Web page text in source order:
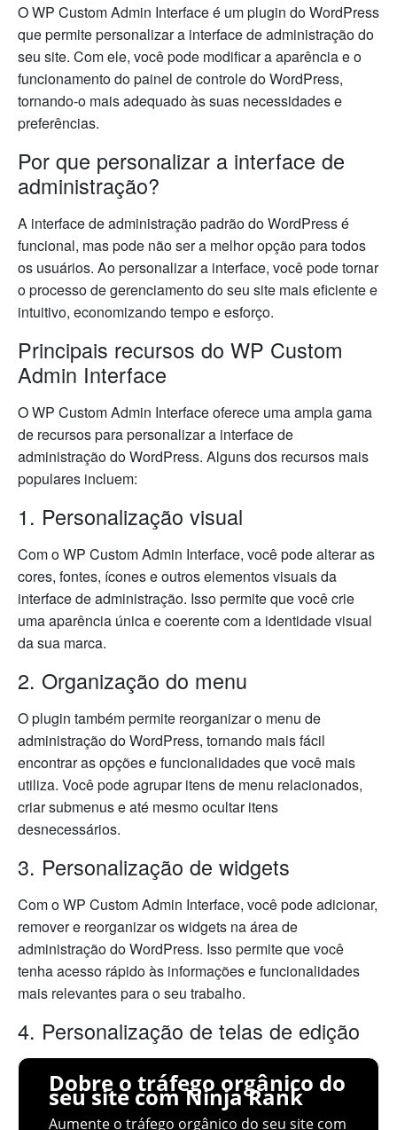
O WP Custom Admin Interface é um plugin do WordPress
que permite personalizar a interface de administração do
seu site. Com ele, você pode modificar a aparência e o
funcionamento do painel de controle do WordPress,
tornando-o mais adequado às suas necessidades e
preferências.
Por que personalizar a interface de
administração?
A interface de administração padrão do WordPress é
funcional, mas pode não ser a melhor opção para todos
os usuários. Ao personalizar a interface, você pode tornar
o processo de gerenciamento do seu site mais eficiente e
intuitivo, economizando tempo e esforço.
Principais recursos do WP Custom
Admin Interface
O WP Custom Admin Interface oferece uma ampla gama
de recursos para personalizar a interface de
administração do WordPress. Alguns dos recursos mais
populares incluem:
1. Personalização visual
Com o WP Custom Admin Interface, você pode alterar as
cores, fontes, ícones e outros elementos visuais da
interface de administração. Isso permite que você crie
uma aparência única e coerente com a identidade visual
da sua marca.
2. Organização do menu
O plugin também permite reorganizar o menu de
administração do WordPress, tornando mais fácil
encontrar as opções e funcionalidades que você mais
utiliza. Você pode agrupar itens de menu relacionados,
criar submenus e até mesmo ocultar itens
desnecessários.
3. Personalização de widgets
Com o WP Custom Admin Interface, você pode adicionar,
remover e reorganizar os widgets na área de
administração do WordPress. Isso permite que você
tenha acesso rápido às informações e funcionalidades
mais relevantes para o seu trabalho.
4. Personalização de telas de edição
Dobre o tráfego orgânico do
seu site com Ninja Rank
Aumente o tráfego orgânico do seu site com